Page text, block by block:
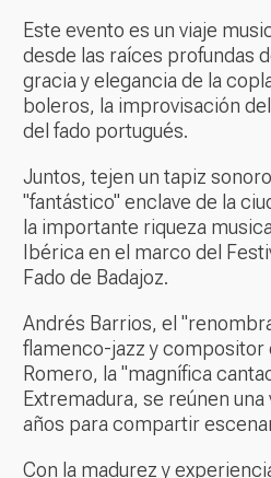
Este evento es un viaje
desde las raíces profundas
gracia y elegancia de la
boleros, la improvisación
del fado portugués.
Juntos, tejen un tapiz
"fantástico" enclave de la
la importante riqueza
Ibérica en el marco del
Fado de Badajoz.
Andrés Barrios, el
flamenco-jazz y compositor
Romero, la "magnífica
Extremadura, se reúnen
años para compartir
Con la madurez y